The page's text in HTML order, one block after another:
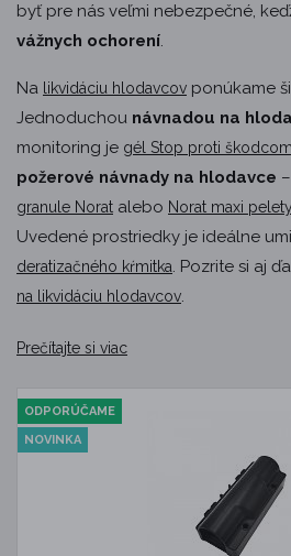
byť pre nás veľmi nebezpečné,
vážnych ochorení.
Na likvidáciu hlodavcov ponúkame
Jednoduchou návnadou na
monitoring je gél Stop proti škodcom
požerové návnady na hlodavce
granule Norat alebo Norat maxi
Uvedené prostriedky je ideálne
deratizačného kŕmitka. Pozrite si aj
na likvidáciu hlodavcov.
Prečítajte si viac
ODPORÚČAME
NOVINKA